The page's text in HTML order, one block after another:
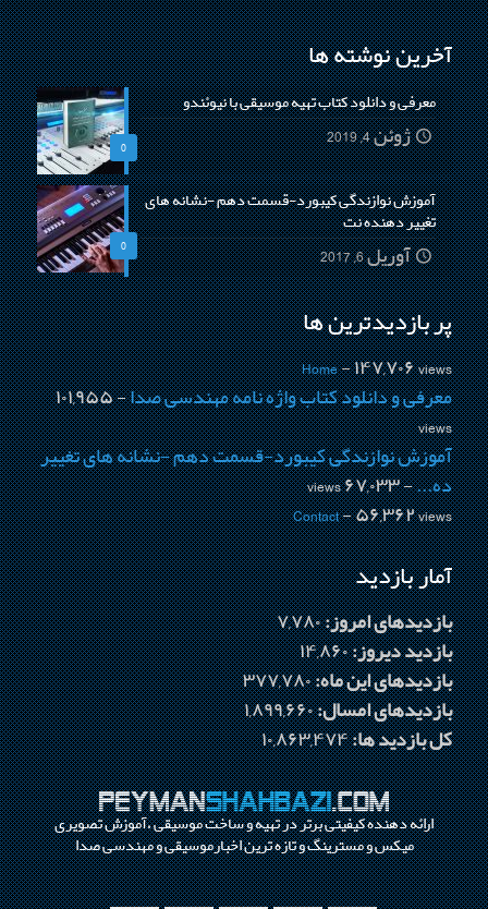
آخرین نوشته ها
0
معرفی و دانلود کتاب تهیه موسیقی با نیوئندو
ژوئن 4, 2019
0
آموزش نوازندگی کیبورد-قسمت دهم -نشانه های
تغییر دهنده نت
آوریل 6, 2017
پربازدیدترین ها
Home- ۱۴۷,۷۰۶ views
معرفی و دانلود کتاب واژه نامه مهندسی صدا - ۱۰۱,۹۵۵
views
آموزش نوازندگی کیبورد-قسمت دهم -نشانه های تغییر
ده...- ۶۷,۰۳۳ views
Contact- ۵۶,۳۶۲ views
آمار بازدید
بازدیدهای امروز:۷,۷۸۰
بازدید دیروز:۱۴,۸۶۰
بازدیدهای این ماه:۳۷۷,۷۸۰
بازدیدهای امسال:۱,۸۹۹,۶۶۰
کل بازدید ها:۱۰,۸۶۳,۴۷۴
ارائه دهنده کیفیتی برتر در تهیه و ساخت موسیقی ،آموزش تصویری
میکس و مسترینگ و تازه ترین اخبارموسیقی و مهندسی صدا